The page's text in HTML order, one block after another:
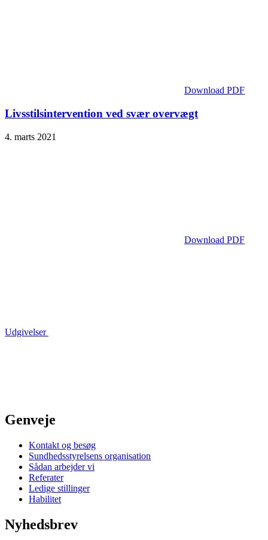
Download PDF
Livsstilsintervention ved svær overvægt
4. marts 2021
Download PDF
Udgivelser
Genveje
Kontakt og besøg
Sundhedsstyrelsens organisation
Sådan arbejder vi
Referater
Ledige stillinger
Habilitet
Nyhedsbrev